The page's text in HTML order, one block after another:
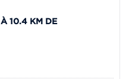
À 10.4 KM DE